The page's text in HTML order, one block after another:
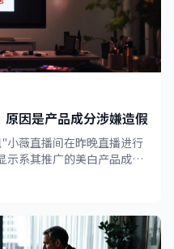
因是产品成分涉嫌造假
薇直播间在昨晚直播进行
示系其推广的美白产品成分